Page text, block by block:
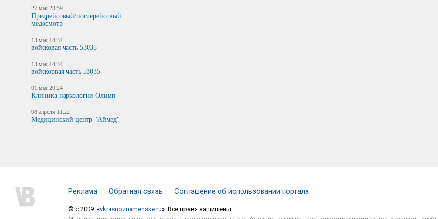
27 мая 23:59
Предрейсовый/послерейсовый
медосмотр
13 мая 14:34
войсковая часть 53035
13 мая 14:34
войскорвая часть 53035
01 мая 20:24
Клиника наркологии Олимп
08 апреля 11:22
Медицинский центр "Аймед"
Реклама Обратная связь Соглашение об использовании портала
© c 2009. «vkrasnoznamenske.ru». Все права защищены.